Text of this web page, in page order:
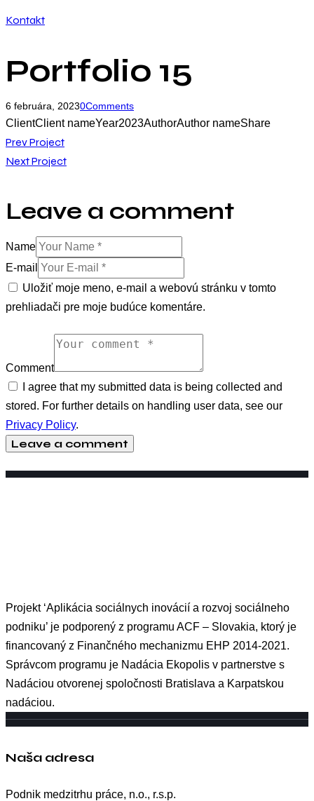
Kontakt
Portfolio 15
6 februára, 20230Comments
ClientClient nameYear2023AuthorAuthor nameShare
Prev Project
Next Project
Leave a comment
Name
E-mail
Uložiť moje meno, e-mail a webovú stránku v tomto
prehliadači pre moje budúce komentáre.
Comment
I agree that my submitted data is being collected and
stored. For further details on handling user data, see our
Privacy Policy.
Projekt ‘Aplikácia sociálnych inovácií a rozvoj sociálneho
podniku’ je podporený z programu ACF – Slovakia, ktorý je
financovaný z Finančného mechanizmu EHP 2014-2021.
Správcom programu je Nadácia Ekopolis v partnerstve s
Nadáciou otvorenej spoločnosti Bratislava a Karpatskou
nadáciou.
Naša adresa
Podnik medzitrhu práce, n.o., r.s.p.